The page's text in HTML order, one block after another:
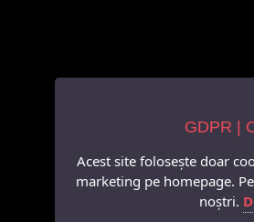
GDPR |
Acest site folosește doar
marketing pe homepage.
noștri.